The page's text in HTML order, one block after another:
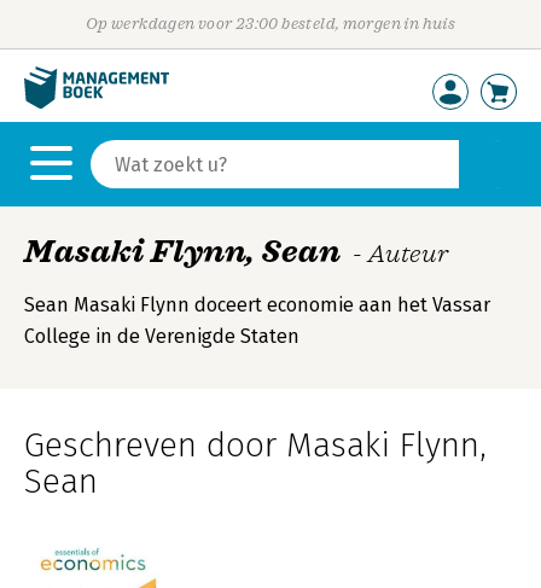
Op werkdagen voor 23:00 besteld, morgen in huis
Masaki Flynn, Sean - Auteur
Sean Masaki Flynn doceert economie aan het Vassar
College in de Verenigde Staten
Geschreven door Masaki Flynn,
Sean